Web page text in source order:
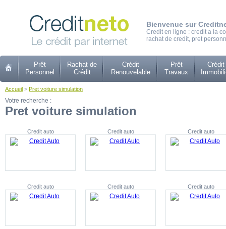
Bienvenue sur
Credit en ligne : credit a la
rachat de credit, pret
Prêt
Personnel
Rachat de
Crédit
Crédit
Renouvelable
Prêt
Travaux
Crédit
Accueil > Pret voiture simulation
Votre recherche :
Pret voiture simulation
Credit auto Credit auto Credit auto
Credit auto Credit auto Credit auto